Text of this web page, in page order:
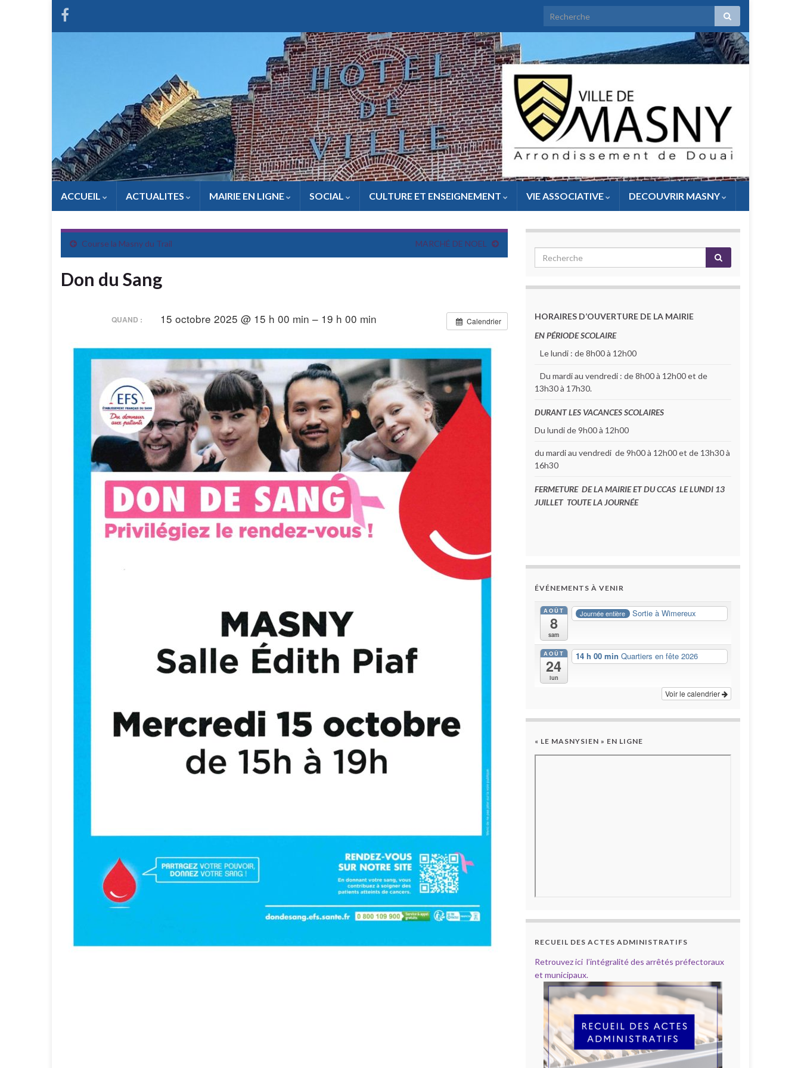
ACCUEIL ACTUALITES MAIRIE EN LIGNE SOCIAL CULTURE ET ENSEIGNEMENT VIE ASSOCIATIVE DECOUVRIR MASNY
Course la Masny du Trail MARCHÉ DE NOEL
Don du Sang
Calendrier
QUAND : 15 octobre 2025 @ 15 h 00 min – 19 h 00 min
HORAIRES D’OUVERTURE DE LA MAIRIE
EN PÉRIODE SCOLAIRE
Le lundi : de 8h00 à 12h00
Du mardi au vendredi : de 8h00 à 12h00 et de
13h30 à 17h30.
DURANT LES VACANCES SCOLAIRES
Du lundi de 9h00 à 12h00
du mardi au vendredi de 9h00 à 12h00 et de 13h30 à
16h30
FERMETURE DE LA MAIRIE ET DU CCAS LE LUNDI 13
JUILLET TOUTE LA JOURNÉE
ÉVÉNEMENTS À VENIR
AOÛT
8
sam
Journée entière Sortie à Wimereux
AOÛT
24
lun
14 h 00 min Quartiers en fête 2026
Voir le calendrier
« LE MASNYSIEN » EN LIGNE
RECUEIL DES ACTES ADMINISTRATIFS
Retrouvez ici l’intégralité des arrêtés préfectoraux
et municipaux.